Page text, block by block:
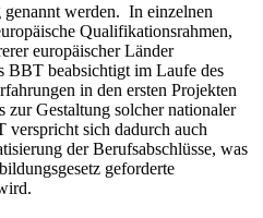
werden. In einzelnen
Qualifikationsrahmen,
europäischer Länder
BBT beabsichtigt im Laufe des
in den ersten Projekten
zur Gestaltung solcher nationaler
sich dadurch auch
der Berufsabschlüsse, was
geforderte